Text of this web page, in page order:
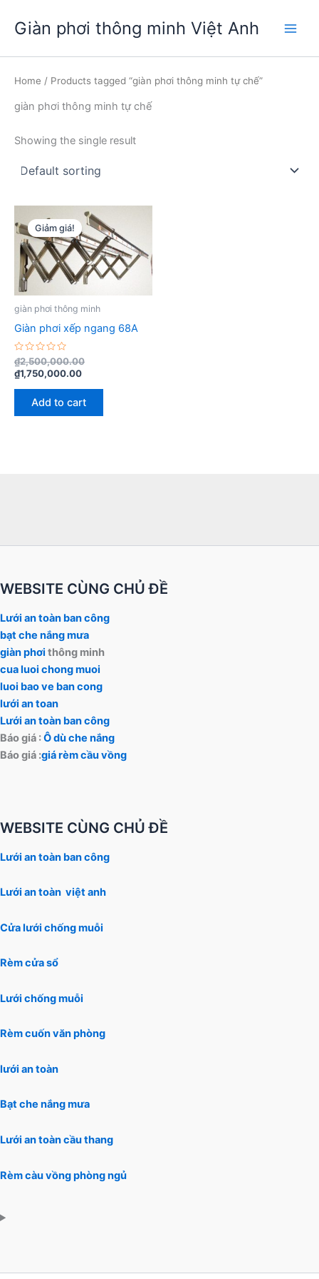
dung
Giàn phơi thông minh Việt Anh
Home / Products tagged “giàn phơi thông minh tự chế”
giàn phơi thông minh tự chế
Showing the single result
Giảm giá!
giàn phơi thông minh
Giàn phơi xếp ngang 68A
Rated
0
out
₫2,500,000.00
₫1,750,000.00
Add to cart
WEBSITE CÙNG CHỦ ĐỀ
Lưới an toàn ban công
bạt che nắng mưa
giàn phơi thông minh
cua luoi chong muoi
luoi bao ve ban cong
lưới an toan
Lưới an toàn ban công
Báo giá :Ô dù che nắng
Báo giá :giá rèm cầu vồng
WEBSITE CÙNG CHỦ ĐỀ
Lưới an toàn ban công
Lưới an toàn việt anh
Cửa lưới chống muỗi
Rèm cửa sổ
Lưới chống muỗi
Rèm cuốn văn phòng
lưới an toàn
Bạt che nắng mưa
Lưới an toàn cầu thang
Rèm càu vồng phòng ngủ